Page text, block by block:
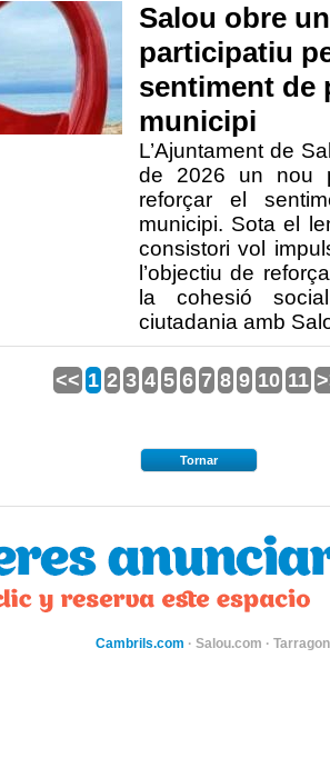
Salou obre
participatiu
sentiment de
municipi
L’Ajuntament de
de 2026 un nou
reforçar el
municipi. Sota el
consistori vol
l’objectiu de
la cohesió
ciutadania amb
<< 1 2 3 4 5 6 7 8 9 10 11
Tornar
Cambrils.com · Salou.com ·